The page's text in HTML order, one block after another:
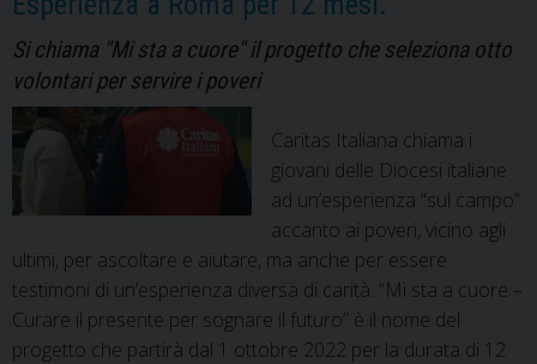
del
Santo
Padre
Francesco
Si chiama "Mi sta a cuore" il progetto che seleziona otto
volontari per servire i poveri
Caritas Italiana chiama i
giovani delle Diocesi italiane
ad un’esperienza “sul campo”
accanto ai poveri, vicino agli
ultimi, per ascoltare e aiutare, ma anche per essere
testimoni di un’esperienza diversa di carità. “Mi sta a cuore –
Curare il presente per sognare il futuro” è il nome del
progetto che partirà dal 1 ottobre 2022 per la durata di 12